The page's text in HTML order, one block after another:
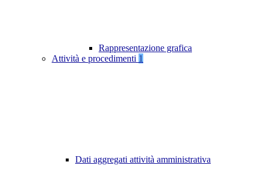
Rappresentazione grafica
Attività e procedimenti 1
Dati aggregati attività amministrativa